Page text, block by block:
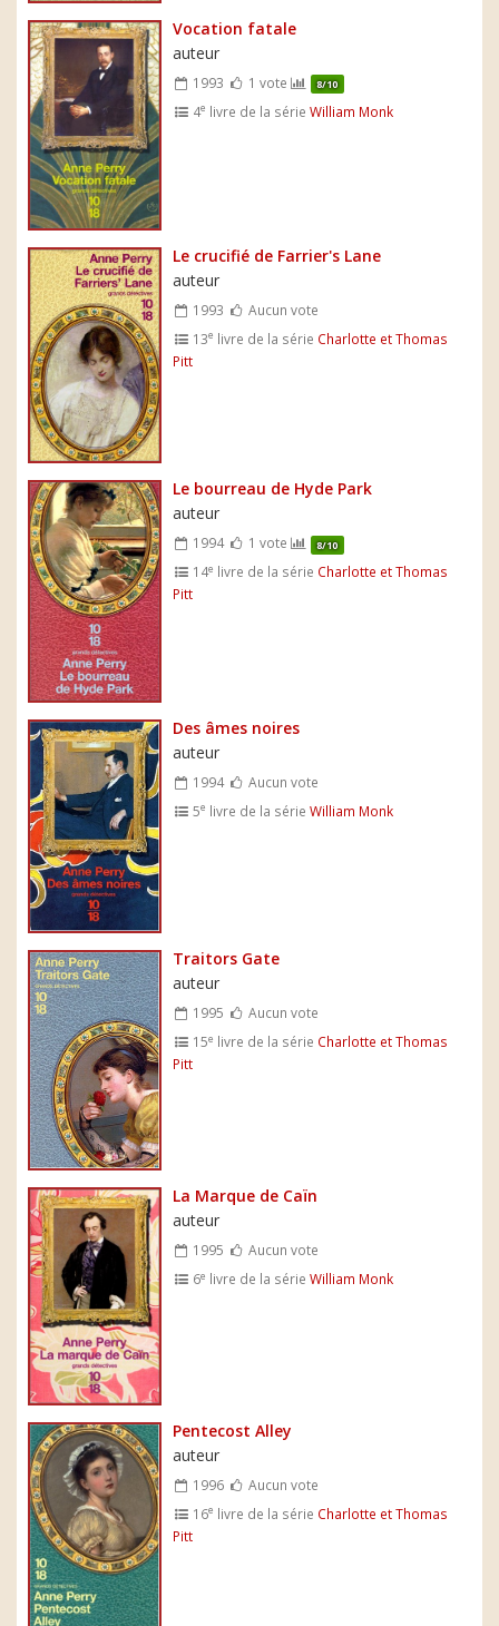
Vocation fatale
auteur
1993 1 vote 8/10
4e livre de la sérieWilliam Monk
Le crucifié de Farrier's Lane
auteur
1993
Aucun vote
13e livre de la série Charlotte et Thomas
Pitt
Le bourreau de Hyde Park
auteur
1994 1 vote 8/10
14e livre de la série Charlotte et Thomas
Pitt
Des âmes noires
auteur
1994
Aucun vote
5e livre de la sérieWilliam Monk
Traitors Gate
auteur
1995
Aucun vote
15e livre de la série Charlotte et Thomas
Pitt
La Marque de Caïn
auteur
1995
Aucun vote
6e livre de la sérieWilliam Monk
Pentecost Alley
auteur
1996
Aucun vote
16e livre de la série Charlotte et Thomas
Pitt